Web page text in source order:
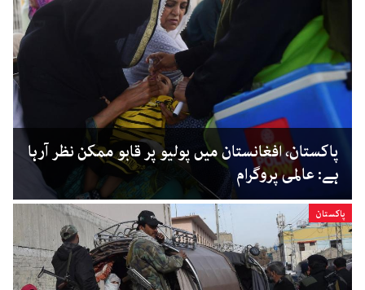
پاکستان، افغانستان میں پولیو پر قابو ممکن نظر آرہا
ہے: عالمی پروگرام
پاکستان